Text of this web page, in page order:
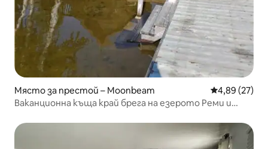
Място за престой – Moonbeam Средна
4,89 (27)
Ваканционна къща край брега на езерото Реми и